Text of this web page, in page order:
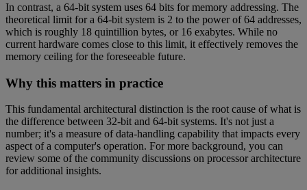
In contrast, a 64-bit system uses 64 bits for memory addressing. The
theoretical limit for a 64-bit system is 2 to the power of 64 addresses,
which is roughly 18 quintillion bytes, or 16 exabytes. While no
current hardware comes close to this limit, it effectively removes the
memory ceiling for the foreseeable future.
Why this matters in practice
This fundamental architectural distinction is the root cause of what is
the difference between 32-bit and 64-bit systems. It's not just a
number; it's a measure of data-handling capability that impacts every
aspect of a computer's operation. For more background, you can
review some of the community discussions on processor architecture
for additional insights.